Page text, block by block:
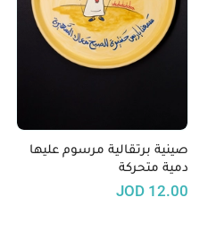
صينية برتقالية مرسوم عليها
دمية متحركة
12.00
JOD